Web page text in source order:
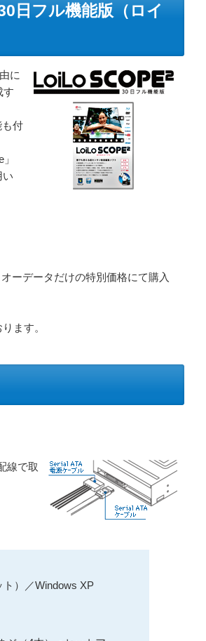
日フル機能版（ロイ
に
す
付
い
ーデータだけの特別価格にて購入
ます。
線で取
）／Windows XP